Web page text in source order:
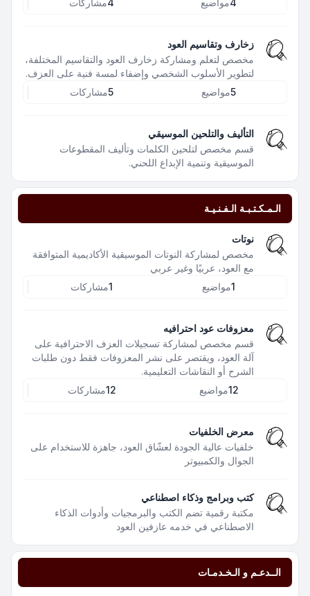
4مواضيع 4مشاركات
زخارف وتقاسيم العود
مخصص لتعلم ومشاركة زخارف العود والتقاسيم المختلفة،
لتطوير الأسلوب الشخصي وإضفاء لمسة فنية على العزف.
5مواضيع 5مشاركات
التأليف والتلحين الموسيقي
قسم مخصص لتلحين الكلمات وتأليف المقطوعات
الموسيقية وتنمية الإبداع اللحني.
الـمـكـتـبـة الـفـنـيـة
نوتات
مخصص لمشاركة النوتات الموسيقية الأكاديمية المتوافقة
مع العود، عربيًا وغير عربي
1مواضيع 1مشاركات
معزوفات عود احترافيه
قسم مخصص لمشاركة تسجيلات العزف الاحترافية على
آلة العود، ويقتصر على نشر المعزوفات فقط دون طلبات
الشرح أو النقاشات التعليمية.
12مواضيع 12مشاركات
معرض الخلفيات
خلفيات عالية الجودة لعشّاق العود، جاهزة للاستخدام على
الجوال والكمبيوتر
كتب وبرامج وذكاء اصطناعي
مكتبة رقمية تضم الكتب والبرمجيات وأدوات الذكاء
الاصطناعي في خدمه عازفين العود
الــدعـم و الـخـدمـات